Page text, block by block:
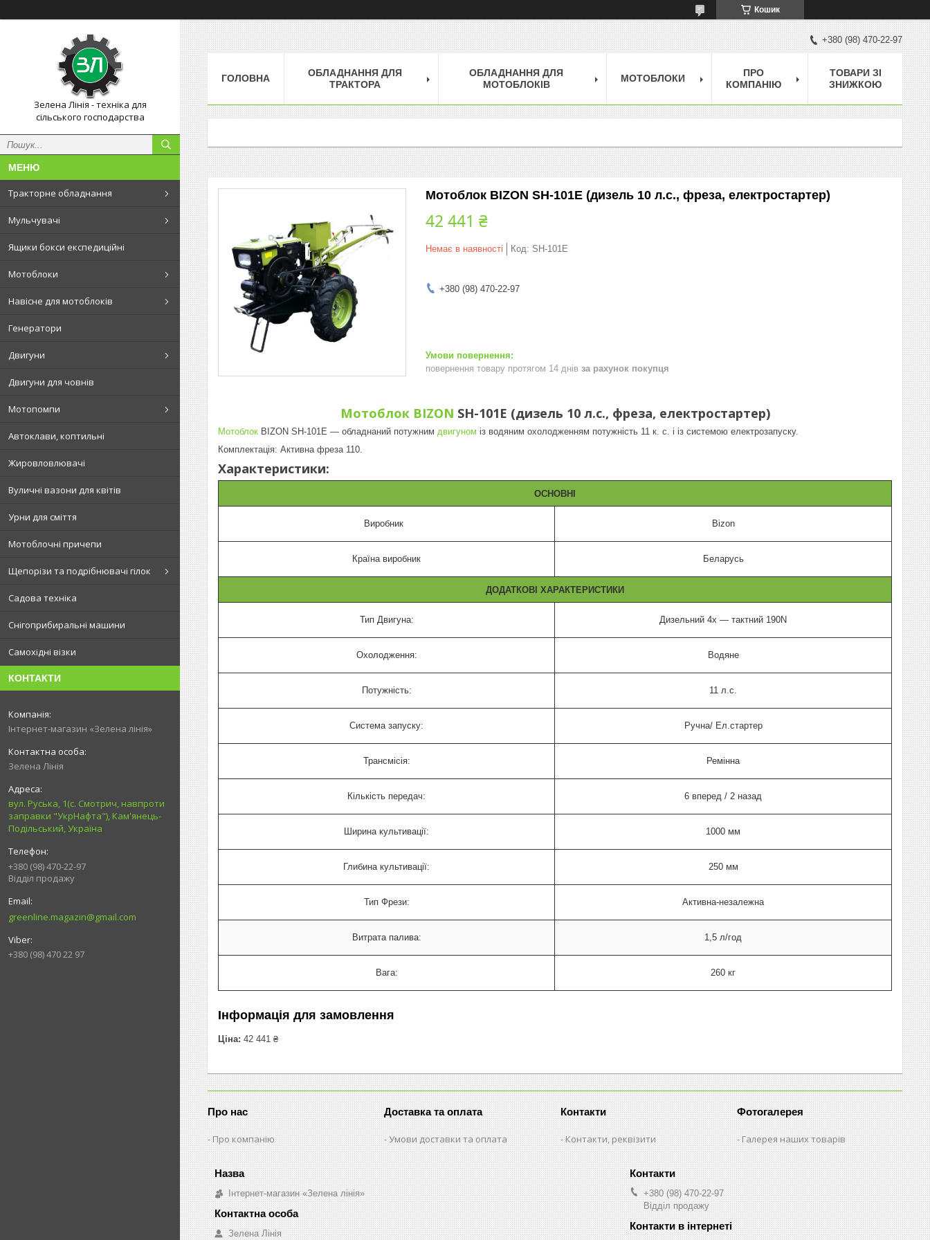
Кошик
Зелена Лінія - техніка для
сільського господарства
Тракторне обладнання
Мульчувачі
Ящики бокси експедиційні
Мотоблоки
Навісне для мотоблоків
Генератори
Двигуни
Двигуни для човнів
Мотопомпи
Автоклави, коптильні
Жировловлювачі
Вуличні вазони для квітів
Урни для сміття
Мотоблочні причепи
Щепорізи та подрібнювачі гілок
Садова техніка
Снігоприбиральні машини
Самохідні візки
КОНТАКТИ
Інтернет-магазин «Зелена лінія»
Зелена Лінія
вул. Руська, 1(с. Смотрич, навпроти
заправки "УкрНафта"), Кам'янець-
Подільський, Україна
+380 (98) 470-22-97
Відділ продажу
greenline.magazin@gmail.com
+380 (98) 470 22 97
+380 (98) 470-22-97
ГОЛОВНА
ОБЛАДНАННЯ ДЛЯ
ТРАКТОРА
ОБЛАДНАННЯ ДЛЯ
МОТОБЛОКІВ
МОТОБЛОКИ
ПРО
КОМПАНІЮ
ТОВАРИ ЗІ
ЗНИЖКОЮ
Мотоблок BIZON SH-101E (дизель 10 л.с., фреза, електростартер)
42 441 ₴
Немає в наявності Код: SH-101E
+380 (98) 470-22-97
повернення товару протягом 14 днів за рахунок покупця
Мотоблок BIZON SH-101E (дизель 10 л.с., фреза, електростартер)
Мотоблок BIZON SH-101E ― обладнаний потужним двигуном із водяним охолодженням потужність 11 к. с. і із системою електрозапуску.
Комплектація: Активна фреза 110.
Характеристики:
ОСНОВНІ
Виробник Bizon
Країна виробник Беларусь
ДОДАТКОВІ ХАРАКТЕРИСТИКИ
Тип Двигуна: Дизельний 4х — тактний 190N
Охолодження: Водяне
Потужність: 11 л.с.
Система запуску: Ручна/ Ел.стартер
Трансмісія: Ремінна
Кількість передач: 6 вперед / 2 назад
Ширина культивації: 1000 мм
Глибина культивації: 250 мм
Тип Фрези: Активна-незалежна
Витрата палива: 1,5 л/год
Вага: 260 кг
Інформація для замовлення
Ціна: 42 441 ₴
Про нас
Про компанію
Доставка та оплата
Умови доставки та оплата
Контакти
Контакти, реквізити
Фотогалерея
Галерея наших товарів
Інтернет-магазин «Зелена лінія»
Зелена Лінія
+380 (98) 470-22-97
Відділ продажу